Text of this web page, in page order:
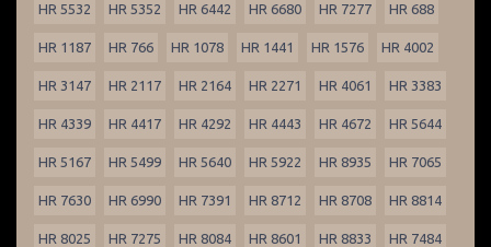
HR 5532 HR 5352 HR 6442 HR 6680 HR 7277 HR 688
HR 1187 HR 766 HR 1078 HR 1441 HR 1576 HR 4002
HR 3147 HR 2117 HR 2164 HR 2271 HR 4061 HR 3383
HR 4339 HR 4417 HR 4292 HR 4443 HR 4672 HR 5644
HR 5167 HR 5499 HR 5640 HR 5922 HR 8935 HR 7065
HR 7630 HR 6990 HR 7391 HR 8712 HR 8708 HR 8814
HR 8025 HR 7275 HR 8084 HR 8601 HR 8833 HR 7484